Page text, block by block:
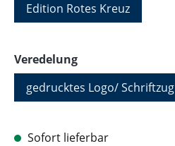
Edition Rotes Kreuz
Veredelungauswählen
gedrucktes Logo/ Schriftzug
Sofort lieferbar